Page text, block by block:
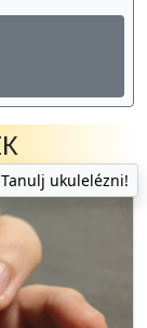
Tanulj ukulelézni!